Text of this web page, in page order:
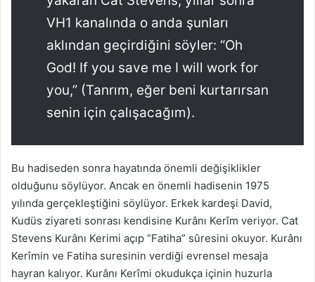
VH1 kanalında o anda şunları
aklından geçirdiğini söyler: “Oh
God! If you save me I will work for
you,” (Tanrım, eğer beni kurtarırsan
senin için çalışacağım).
Bu hadiseden sonra hayatında önemli değişiklikler
olduğunu söylüyor. Ancak en önemli hadisenin 1975
yılında gerçekleştiğini söylüyor. Erkek kardeşi David,
Kudüs ziyareti sonrası kendisine Kurânı Kerîm veriyor. Cat
Stevens Kurânı Kerimi açıp “Fatiha” sûresini okuyor. Kurânı
Kerîmin ve Fatiha suresinin verdiği evrensel mesaja
hayran kalıyor. Kurânı Kerîmi okudukça içinin huzurla